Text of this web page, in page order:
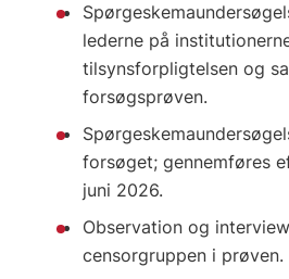
lederne på
tilsynsforpligtelsen og
forsøgsprøven.
forsøget; gennemføres
juni 2026.
Observation og
censorgruppen i prøven.